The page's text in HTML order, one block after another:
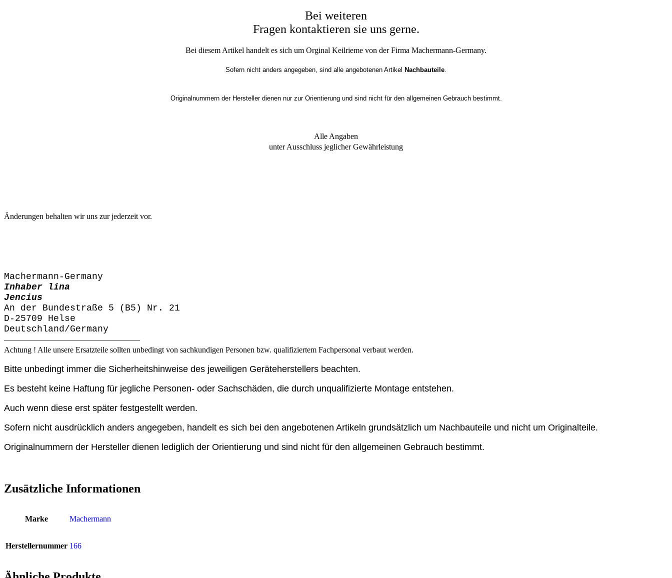
Bei weiteren
Fragen kontaktieren sie uns gerne.
Bei diesem Artikel handelt es sich um Orginal Keilrieme von der Firma Machermann-Germany.
Sofern nicht anders angegeben, sind alle angebotenen Artikel Nachbauteile
Originalnummern der Hersteller dienen nur zur Orientierung und sind nicht für den allgemeinen Gebrauch bestimmt.
Alle Angaben
unter Ausschluss jeglicher Gewährleistung
Änderungen behalten wir uns zur jederzeit vor.
Machermann-Germany
Inhaber lina
Jencius
An der Bundestraße 5 (B5) Nr. 21
D-25709 Helse
Deutschland/Germany
—————————————————
Achtung ! Alle unsere Ersatzteile sollten unbedingt von sachkundigen Personen bzw. qualifiziertem Fachpersonal verbaut werden.
Bitte unbedingt immer die Sicherheitshinweise des jeweiligen Geräteherstellers beachten.
Es besteht keine Haftung für jegliche Personen- oder Sachschäden, die durch unqualifizierte Montage entstehen.
Auch wenn diese erst später festgestellt werden.
Sofern nicht ausdrücklich anders angegeben, handelt es sich bei den angebotenen Artikeln grundsätzlich um Nachbauteile und nicht um Originalteile.
Originalnummern der Hersteller dienen lediglich der Orientierung und sind nicht für den allgemeinen Gebrauch bestimmt.
Zusätzliche Informationen
Marke Machermann
Herstellernummer 166